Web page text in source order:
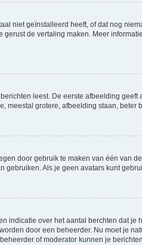
niet geïnstalleerd heeft, of dat nog
de vertaling maken. Meer
leest. De eerste afbeelding
meestal grotere, afbeelding staan,
door gebruik te maken van één van
gebruiken. Als je geen avatars kunt
indicatie over het aantal berchten dat
door een beheerder. Nu moet je
of moderator kunnen je